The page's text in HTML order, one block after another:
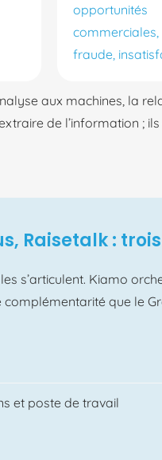
opportunités
commerciales,
fraude,
aux machines, la
de l’information ;
Raisetalk :
s’articulent. Kiamo
complémentarité que le
et poste de travail